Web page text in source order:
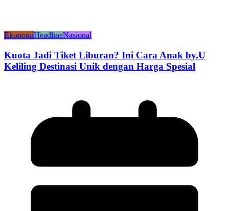
EkonomiHeadlineNasional
Kuota Jadi Tiket Liburan? Ini Cara Anak by.U
Keliling Destinasi Unik dengan Harga Spesial